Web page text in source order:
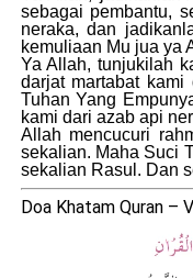
sebagai pembantu,
neraka, dan
kemuliaan Mu jua ya
Ya Allah, tunjukilah
darjat martabat
Tuhan Yang
kami dari azab api
Allah mencucuri
sekalian. Maha Suci
sekalian Rasul. Dan
Doa Khatam Quran –